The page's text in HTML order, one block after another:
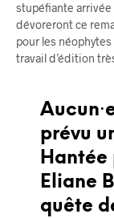
stupéfiante arrivée
dévoreront ce
pour les
travail d’édition
prévu
Hantée
Eliane
quête